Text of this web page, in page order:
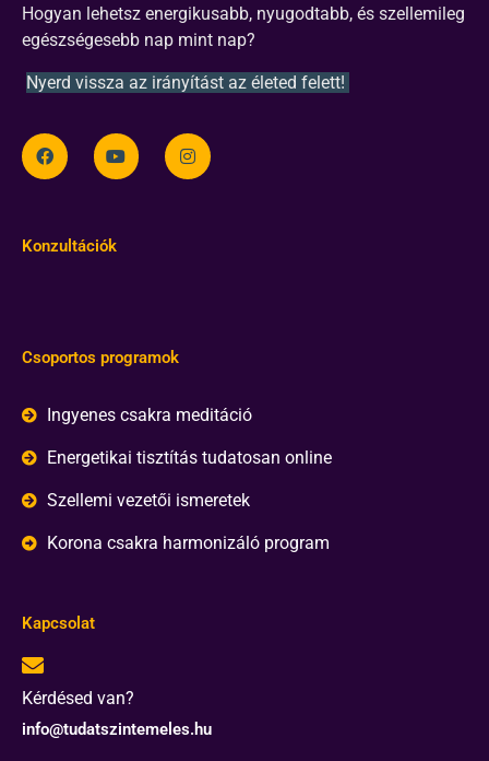
Hogyan lehetsz energikusabb, nyugodtabb, és szellemileg
egészségesebb nap mint nap?
Nyerd vissza az irányítást az életed felett!
Konzultációk
Csoportos programok
Ingyenes csakra meditáció
Energetikai tisztítás tudatosan online
Szellemi vezetői ismeretek
Korona csakra harmonizáló program
Kapcsolat
Kérdésed van?
info@tudatszintemeles.hu